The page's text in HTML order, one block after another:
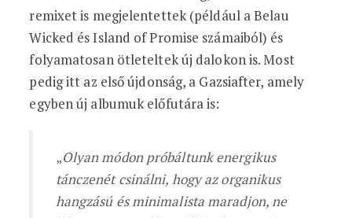
remixet is megjelentettek (például a Belau
Wicked és Island of Promise számaiból) és
folyamatosan ötleteltek új dalokon is. Most
pedig itt az első újdonság, a Gazsiafter, amely
egyben új albumuk előfutára is:
„Olyan módon próbáltunk energikus
tánczenét csinálni, hogy az organikus
hangzású és minimalista maradjon, ne